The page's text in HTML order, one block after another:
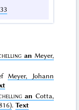
anMeyer,
Meyer, Johann
an Cotta,
.Text